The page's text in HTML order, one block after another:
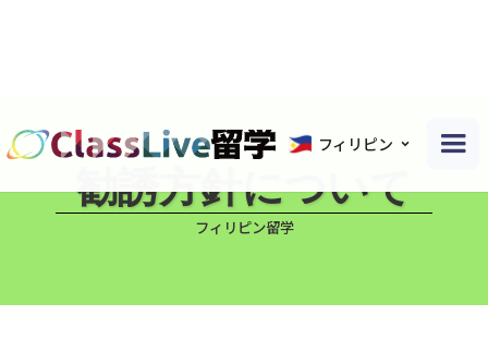
フィリピン
勧誘方針について
フィリピン留学